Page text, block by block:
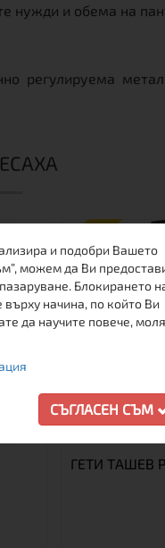
нужди и обема на
регулируема
ПРОМО
ГЕТИ ТАШЕВ
и подобри Вашето
можем да Ви
Блокирането
начина, по който Ви
да научите повече,
СЪГЛАСЕН СЪМ